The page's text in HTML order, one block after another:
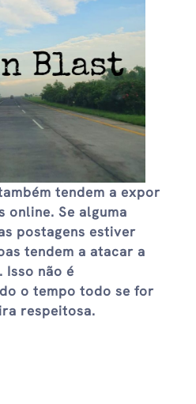
tendem a expor
Se alguma
postagens estiver
tendem a atacar a
Isso não é
o tempo todo se for
respeitosa.